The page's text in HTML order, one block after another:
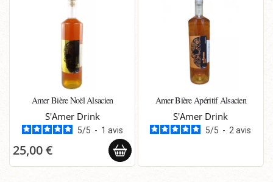
Amer Bière Noël Alsacien
S'Amer Drink
5/5 - 1 avis
25,00 €
Amer Bière Apéritif Alsacien
S'Amer Drink
5/5 - 2avis